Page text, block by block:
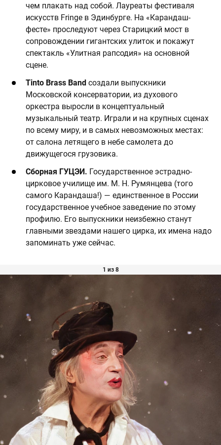
чем плакать над собой. Лауреаты фестиваля
искусств Fringe в Эдинбурге. На «Карандаш-
фесте» проследуют через Старицкий мост в
сопровождении гигантских улиток и покажут
спектакль «Улитная рапсодия» на основной
сцене.
Tinto Brass Band создали выпускники
Московской консерватории, из духового
оркестра выросли в концептуальный
музыкальный театр. Играли и на крупных сценах
по всему миру, и в самых невозможных местах:
от салона летящего в небе самолета до
движущегося грузовика.
Сборная ГУЦЭИ. Государственное эстрадно-
цирковое училище им. М. Н. Румянцева (того
самого Карандаша!) — единственное в России
государственное учебное заведение по этому
профилю. Его выпускники неизбежно станут
главными звездами нашего цирка, их имена надо
запоминать уже сейчас.
1 из 8